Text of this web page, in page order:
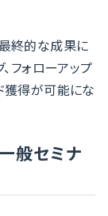
終的な成果に
フォローアップ
獲得が可能にな
般セミナ